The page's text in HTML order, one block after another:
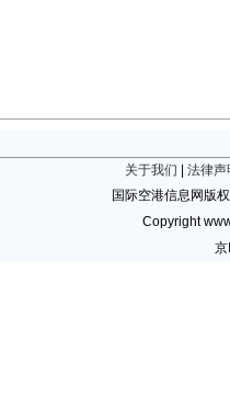
关于我们
法律声
国际空港信息网版
Copyright